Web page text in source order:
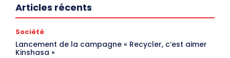
Articles récents
Société
Lancement de la campagne « Recycler, c’est aimer
Kinshasa »